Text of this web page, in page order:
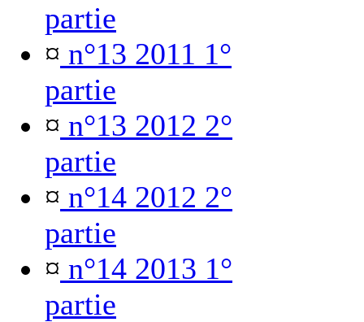
partie
¤ n°13 2011 1°
partie
¤ n°13 2012 2°
partie
¤ n°14 2012 2°
partie
¤ n°14 2013 1°
partie